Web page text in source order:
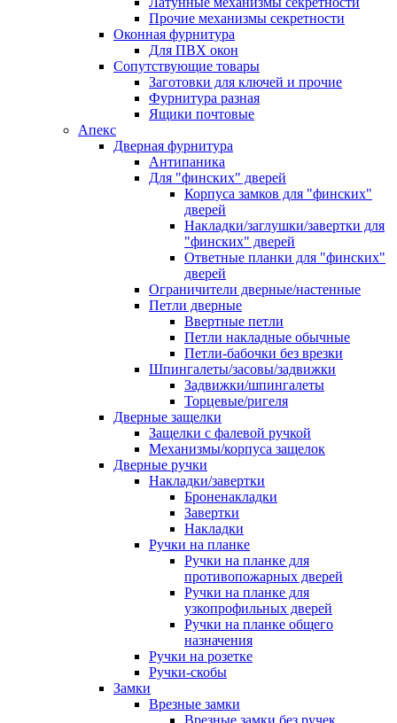
Прочие механизмы секретности
Оконная фурнитура
Для ПВХ окон
Сопутствующие товары
Заготовки для ключей и прочие
Фурнитура разная
Ящики почтовые
Апекс
Дверная фурнитура
Антипаника
Для "финских" дверей
Корпуса замков для "финских"
дверей
Накладки/заглушки/завертки для
"финских" дверей
Ответные планки для "финских"
дверей
Ограничители дверные/настенные
Петли дверные
Ввертные петли
Петли накладные обычные
Петли-бабочки без врезки
Шпингалеты/засовы/задвижки
Задвижки/шпингалеты
Торцевые/ригеля
Дверные защелки
Защелки с фалевой ручкой
Механизмы/корпуса защелок
Дверные ручки
Накладки/завертки
Броненакладки
Завертки
Накладки
Ручки на планке
Ручки на планке для
противопожарных дверей
Ручки на планке для
узкопрофильных дверей
Ручки на планке общего
назначения
Ручки на розетке
Ручки-скобы
Замки
Врезные замки